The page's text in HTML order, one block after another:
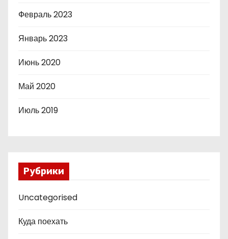
Февраль 2023
Январь 2023
Июнь 2020
Май 2020
Июль 2019
Рубрики
Uncategorised
Куда поехать